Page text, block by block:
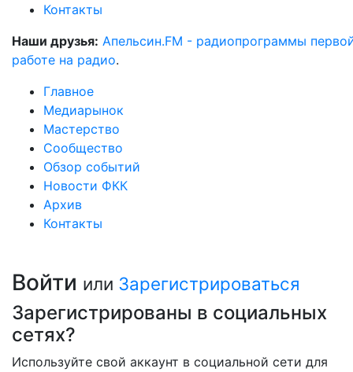
Контакты
Наши друзья: Апельсин.FM - радиопрограммы
работе на радио.
Главное
Медиарынок
Мастерство
Сообщество
Обзор событий
Новости ФКК
Архив
Контакты
Войти или Зарегистрироваться
Зарегистрированы в социальных
сетях?
Используйте свой аккаунт в социальной сети для